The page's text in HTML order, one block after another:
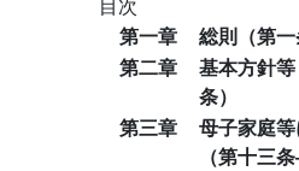
第一章
総則（第
第二章
基本方針
条）
第三章
母子家庭
（第十三